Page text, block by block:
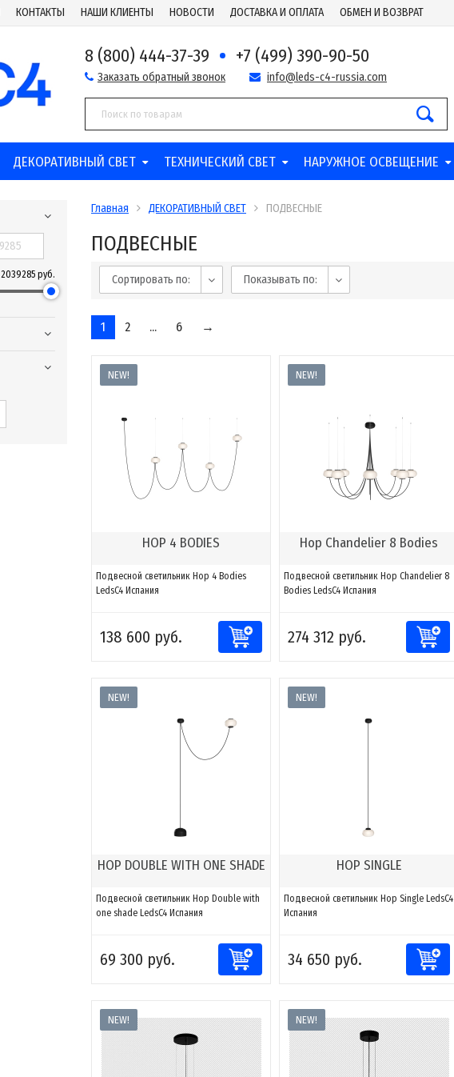
КОНТАКТЫ НАШИ КЛИЕНТЫ НОВОСТИ ДОСТАВКА И ОПЛАТА ОБМЕН И ВОЗВРАТ
8 (800) 444-37-39 +7 (499) 390-90-50
Заказать обратный звонок info@leds-c4-russia.com
ДЕКОРАТИВНЫЙ СВЕТ ТЕХНИЧЕСКИЙ СВЕТ НАРУЖНОЕ ОСВЕЩЕНИЕ
2039285 руб.
Главная ДЕКОРАТИВНЫЙ СВЕТ ПОДВЕСНЫЕ
ПОДВЕСНЫЕ
Сортировать по: Показывать по:
1 2 ... 6 →
NEW!
HOP 4 BODIES
Подвесной светильник Hop 4 Bodies
LedsC4 Испания
138 600 руб.
NEW!
Hop Chandelier 8 Bodies
Подвесной светильник Hop Chandelier 8
Bodies LedsC4 Испания
274 312 руб.
NEW!
HOP DOUBLE WITH ONE SHADE
Подвесной светильник Hop Double with
one shade LedsC4 Испания
69 300 руб.
NEW!
HOP SINGLE
Подвесной светильник Hop Single LedsC4
Испания
34 650 руб.
NEW! NEW!